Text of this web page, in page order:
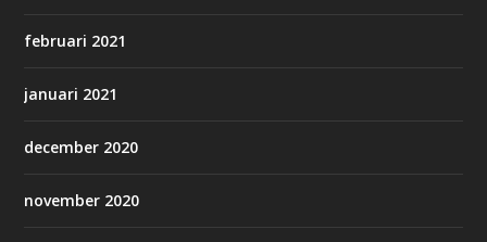
februari 2021
januari 2021
december 2020
november 2020